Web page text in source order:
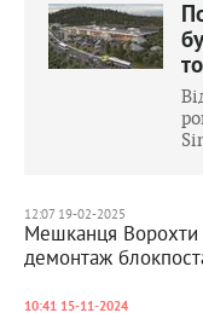
12:07 19-02-2025
Мешканця Ворохти
демонтаж
10:41 15-11-2024